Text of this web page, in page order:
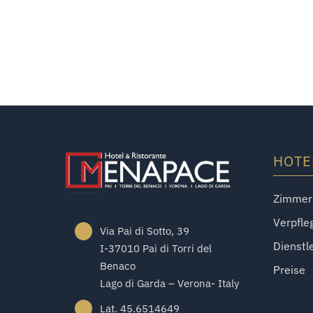
Via Pai di Sotto, 39
I-37010 Pai di Torri del
Benaco
Lago di Garda – Verona- Italy
Lat. 45.6514649
Zimmer
Preise